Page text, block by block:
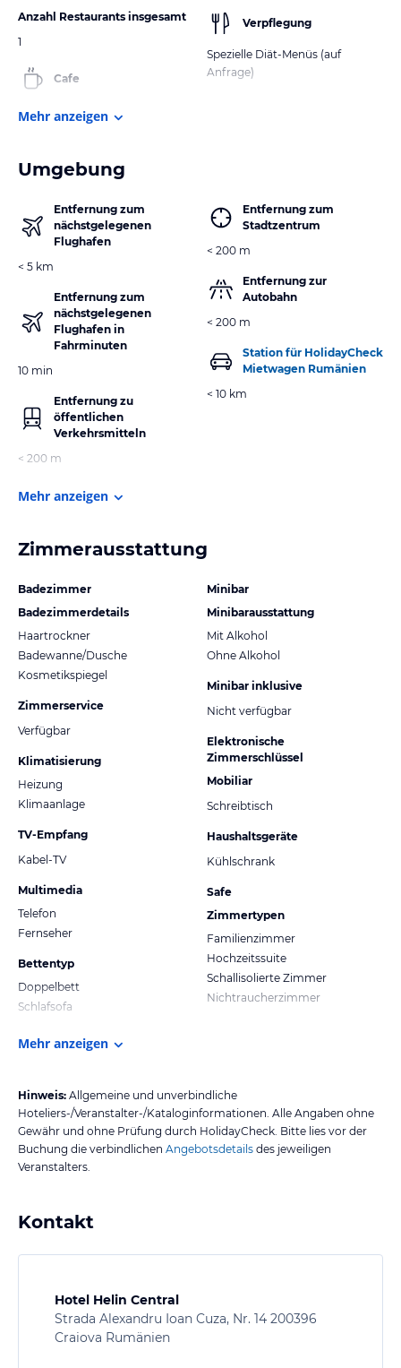
Anzahl Restaurants insgesamt
1
Cafe
Verpflegung
Spezielle Diät-Menüs (auf
Anfrage)
Mehr anzeigen
Umgebung
Entfernung zum
nächstgelegenen
Flughafen
< 5 km
Entfernung zum
nächstgelegenen
Flughafen in
Fahrminuten
10 min
Entfernung zu
öffentlichen
Verkehrsmitteln
< 200 m
Entfernung zum
Stadtzentrum
< 200 m
Entfernung zur
Autobahn
< 200 m
Station für HolidayCheck
Mietwagen Rumänien
< 10 km
Mehr anzeigen
Zimmerausstattung
Badezimmer
Badezimmerdetails
Haartrockner
Badewanne/Dusche
Kosmetikspiegel
Zimmerservice
Verfügbar
Klimatisierung
Heizung
Klimaanlage
TV-Empfang
Kabel-TV
Multimedia
Telefon
Fernseher
Bettentyp
Doppelbett
Schlafsofa
Minibar
Minibarausstattung
Mit Alkohol
Ohne Alkohol
Minibar inklusive
Nicht verfügbar
Elektronische
Zimmerschlüssel
Mobiliar
Schreibtisch
Haushaltsgeräte
Kühlschrank
Safe
Zimmertypen
Familienzimmer
Hochzeitssuite
Schallisolierte Zimmer
Nichtraucherzimmer
Mehr anzeigen
Hinweis: Allgemeine und unverbindliche
Hoteliers-/Veranstalter-/Kataloginformationen. Alle Angaben ohne
Gewähr und ohne Prüfung durch HolidayCheck. Bitte lies vor der
Buchung die verbindlichen Angebotsdetails des jeweiligen
Veranstalters.
Kontakt
Hotel Helin Central
Strada Alexandru Ioan Cuza, Nr. 14 200396
Craiova Rumänien